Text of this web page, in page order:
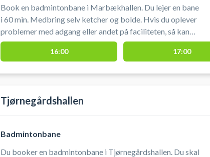
Book en badmintonbane i Marbækhallen. Du lejer en bane
i 60 min. Medbring selv ketcher og bolde. Hvis du oplever
problemer med adgang eller andet på faciliteten, så kan
dette nummer benyttes: Ser
16:00 17:00
Tjørnegårdshallen
Badmintonbane
Du booker en badmintonbane i Tjørnegårdshallen. Du skal